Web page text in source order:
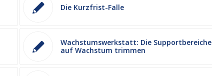
Die Kurzfrist-Falle
Wachstumswerkstatt: Die Supportbereiche
auf Wachstum trimmen